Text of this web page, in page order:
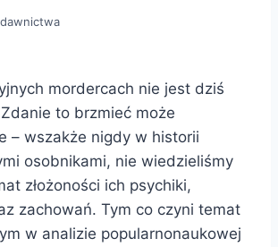
mordercach nie jest dziś
to brzmieć może
– wszakże nigdy w historii
osobnikami, nie wiedzieliśmy
złożoności ich psychiki,
zachowań. Tym co czyni temat
w analizie popularnonaukowej